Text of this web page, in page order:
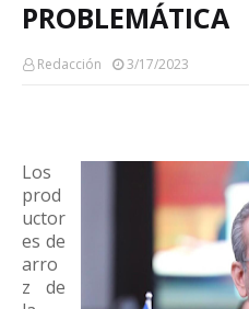
PROBLEMÁTICA
Redacción 3/17/2023
Los
prod
uctor
es de
arro
z de